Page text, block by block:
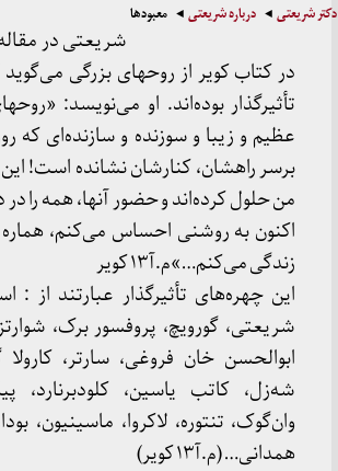
دکتر شریعتی درباره شریعتی معبودها
شریعتی در
در کتاب کویر از روحهای بزرگی
تأثیرگذار بوده‌اند. او می‌نویسد:
عظیم و زیبا و سوزنده و سازنده‌ای که
برسر راهشان، کنارشان نشانده است! این
من حلول کرده‌اند و حضور آنها، همه را
اکنون به روشنی احساس می‌کنم، هماره
زندگی می‌کنم…»م.آ۱۳ کویر
این چهره‌های تأثیرگذار عبارتند از :
شریعتی، گورویچ، پروفسور برک،
ابوالحسن خان فروغی، سارتر، کارولا
شه‌زل، کاتب یاسین، کلودبرنارد،
وان‌گوک، تنتوره، لاکروا، ماسینیون،
همدانی… (م.آ۱۳ کویر)